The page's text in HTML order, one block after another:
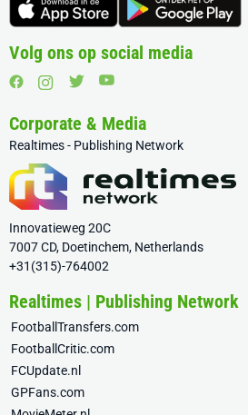
Volg ons op social media
Corporate & Media
Realtimes - Publishing Network
Innovatieweg 20C
7007 CD, Doetinchem, Netherlands
+31(315)-764002
Realtimes | Publishing Network
FootballTransfers.com
FootballCritic.com
FCUpdate.nl
GPFans.com